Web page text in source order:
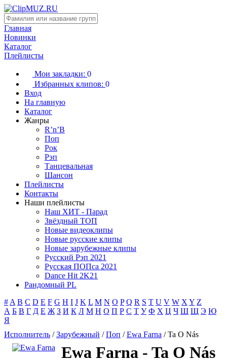
Главная
Новинки
Каталог
Плейлисты
Мои закладки: 0
Избранных клипов: 0
Вход
На главную
Каталог
Жанры
R’n’B
Поп
Рок
Рэп
Танцевальная
Шансон
Плейлисты
Контакты
Наши плейлисты
Наш ХИТ - Парад
Звёздный ТОП
Новые видеоклипы
Новые русские клипы
Новые зарубежные клипы
Русский Рэп 2021
Русская ПОПса 2021
Dance Hit 2K21
Рандомный PL
# A B C D E F G H I J K L M N O P Q R S T U V W X Y Z
А Б В Г Д Е Ж З И К Л М Н О П Р С Т У Ф Х Ц Ч Ш Щ Э Ю
Я
Исполнитель /Зарубежный /Поп /Ewa Farna / Ta O Nás
Ewa Farna - Ta O Nás